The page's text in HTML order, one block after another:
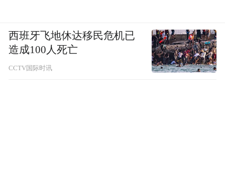
西班牙飞地休达移民危机已
造成100人死亡
CCTV国际时讯